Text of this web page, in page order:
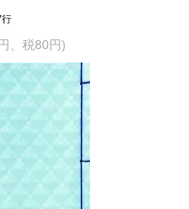
行
、税80円)